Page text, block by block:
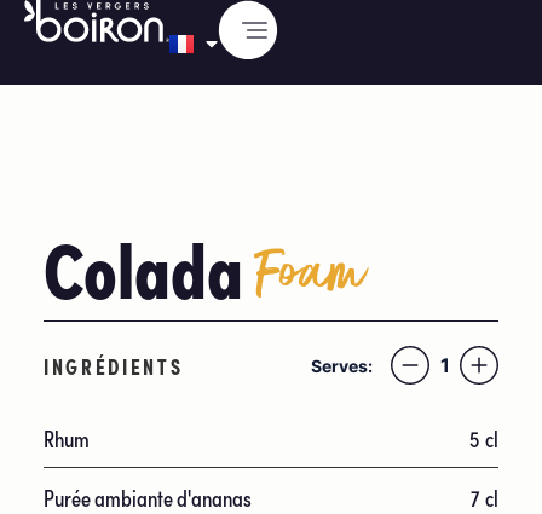
ColadaFoam
INGRÉDIENTS Serves: 1
Rhum 5cl
Purée ambiante d'ananas
7cl